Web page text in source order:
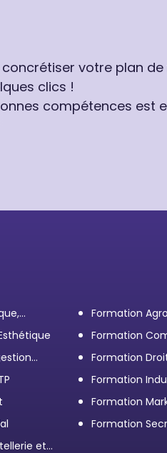
votre plan
clics !
compétences est
Formation
Formation
client
Formation
Élus
Formation
Formation
Formation
et